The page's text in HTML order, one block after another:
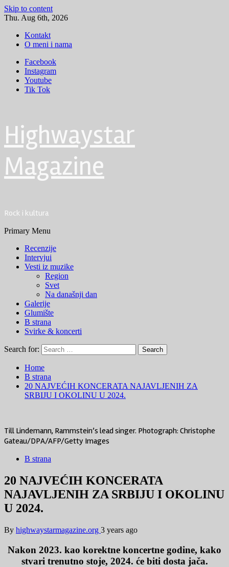
Skip to content
Thu. Aug 6th, 2026
Kontakt
O meni i nama
Facebook
Instagram
Youtube
Tik Tok
Highwaystar
Magazine
Rock i kultura
Primary Menu
Recenzije
Intervjui
Vesti iz muzike
Region
Svet
Na današnji dan
Galerije
Glumište
B strana
Svirke & koncerti
Search for:
Home
B strana
20 NAJVEĆIH KONCERATA NAJAVLJENIH ZA
SRBIJU I OKOLINU U 2024.
Till Lindemann, Rammstein’s lead singer. Photograph: Christophe
Gateau/DPA/AFP/Getty Images
B strana
20 NAJVEĆIH KONCERATA
NAJAVLJENIH ZA SRBIJU I OKOLINU
U 2024.
By highwaystarmagazine.org 3 years ago
Nakon 2023. kao korektne koncertne godine, kako
stvari trenutno stoje, 2024. će biti dosta jača.